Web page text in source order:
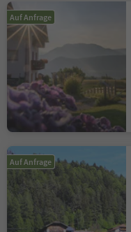
Auf Anfrage
Auf Anfrage